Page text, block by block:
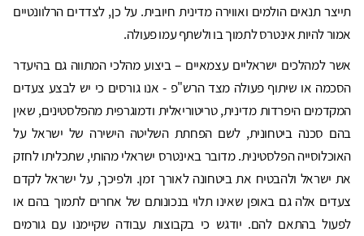
תייצר תנאים הולמים ואווירה מדינית חיובית. על כן, לצדדים הרלוונטיים
אמור להיות אינטרס לתמוך בו ולשתף עמו פעולה.
אשר למהלכים ישראליים עצמאיים – ביצוע מהלכי המתווה גם בהיעדר
הסכמה או שיתוף פעולה מצד הרש"פ - אנו גורסים כי יש לבצע צעדים
המקדמים היפרדות מדינית, טריטוריאלית ודמוגרפית מהפלסטינים, שאין
בהם סכנה ביטחונית, לשם הפחתת השליטה הישירה של ישראל על
האוכלוסייה הפלסטינית. מדובר באינטרס ישראלי מהותי, שתכליתו לחזק
את ישראל ולהבטיח את ביטחונה לאורך זמן. ולפיכך, על ישראל לקדם
צעדים אלה גם באופן שאינו תלוי בנכונותם של אחרים לתמוך בהם או
לפעול בהתאם להם. יודגש כי בקבוצות עבודה שקיימנו עם גורמים